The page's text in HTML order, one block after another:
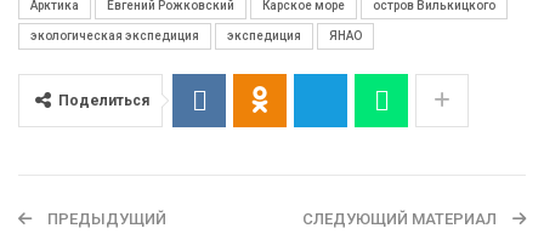
Арктика Евгений Рожковский Карское море остров Вилькицкого
экологическая экспедиция экспедиция ЯНАО
Поделиться
ПРЕДЫДУЩИЙ
СЛЕДУЮЩИЙ МАТЕРИАЛ